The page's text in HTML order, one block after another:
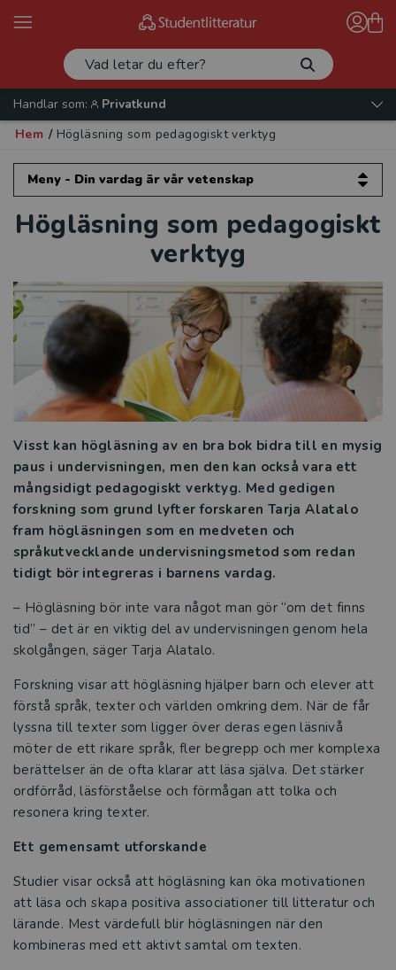
Handlar som:
Privatkund
Hem / Högläsning som pedagogiskt verktyg
Meny - Din vardag är vår vetenskap
Din vardag är vår vetenskap
Kompetensutveckling för dig inom
förskola
Kompetensutveckling för dig inom skola
och fritidshem
Intervjuer
Alternativa och kompletterande former
Hitta läsflyt och bygg upp ordförrådet
Grunderna i läs- och skrivinlärning
Kraften i den kollektiva förmågan
Läsning och gestaltning – att arbeta
Elevhälsan i förändring
Räkna med framgång
Att leda utvecklingsprocesser i förskola
och skola
Ämnesdidaktik för elever med
intellektuell funktionsnedsättning
Bygg starka elevrelationer och skapa
tillgänglig lärmiljö
Högläsning som pedagogiskt
verktyg
Visst kan högläsning av en bra bok bidra till en mysig
paus i undervisningen, men den kan också vara ett
mångsidigt pedagogiskt verktyg. Med gedigen
forskning som grund lyfter forskaren Tarja Alatalo
fram högläsningen som en medveten och
språkutvecklande undervisningsmetod som redan
tidigt bör integreras i barnens vardag.
– Högläsning bör inte vara något man gör “om det finns
tid” – det är en viktig del av undervisningen genom hela
skolgången, säger Tarja Alatalo.
Forskning visar att högläsning hjälper barn och elever att
förstå språk, texter och världen omkring dem. När de får
lyssna till texter som ligger över deras egen läsnivå
möter de ett rikare språk, fler begrepp och mer komplexa
berättelser än de ofta klarar att läsa själva. Det stärker
ordförråd, läsförståelse och förmågan att tolka och
resonera kring texter.
Ett gemensamt utforskande
Studier visar också att högläsning kan öka motivationen
att läsa och skapa positiva associationer till litteratur och
lärande. Mest värdefull blir högläsningen när den
kombineras med ett aktivt samtal om texten.